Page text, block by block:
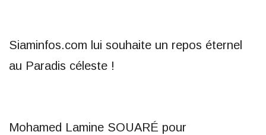
Siaminfos.com lui souhaite un repos éternel
au Paradis céleste !
Mohamed Lamine SOUARÉ pour